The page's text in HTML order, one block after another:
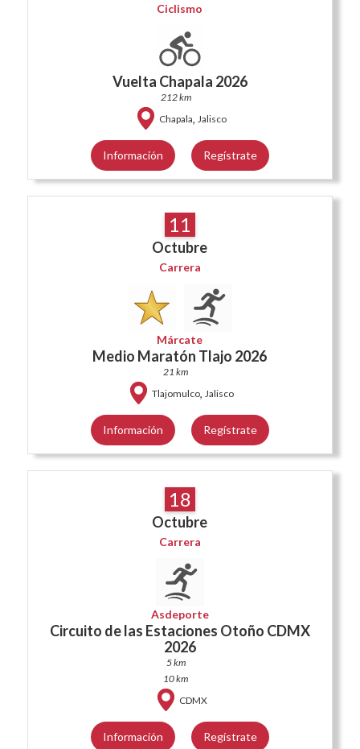
Ciclismo
Vuelta Chapala 2026
212 km
Chapala, Jalisco
Información Regístrate
11
Octubre
Carrera
Márcate
Medio Maratón Tlajo 2026
21 km
Tlajomulco, Jalisco
Información Regístrate
18
Octubre
Carrera
Asdeporte
Circuito de las Estaciones Otoño CDMX
2026
5 km
10 km
CDMX
Información Regístrate